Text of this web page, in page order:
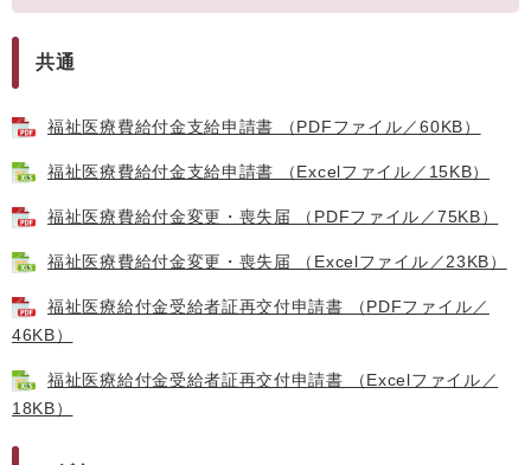
共通
福祉医療費給付金支給申請書 （PDFファイル／60KB）
福祉医療費給付金支給申請書 （Excelファイル／15KB）
福祉医療費給付金変更・喪失届 （PDFファイル／75KB）
福祉医療費給付金変更・喪失届 （Excelファイル／23KB）
福祉医療給付金受給者証再交付申請書 （PDFファイル／
46KB）
福祉医療給付金受給者証再交付申請書 （Excelファイル／
18KB）